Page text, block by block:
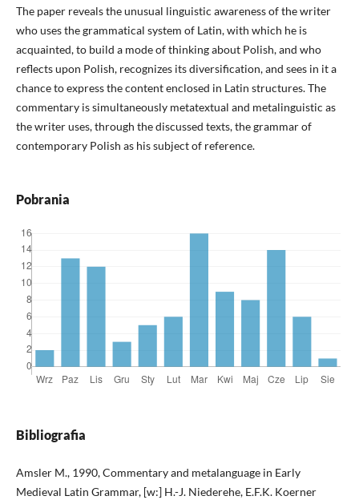
The paper reveals the unusual linguistic awareness of the writer
who uses the grammatical system of Latin, with which he is
acquainted, to build a mode of thinking about Polish, and who
reflects upon Polish, recognizes its diversification, and sees in it a
chance to express the content enclosed in Latin structures. The
commentary is simultaneously metatextual and metalinguistic as
the writer uses, through the discussed texts, the grammar of
contemporary Polish as his subject of reference.
Pobrania
Bibliografia
Amsler M., 1990, Commentary and metalanguage in Early
Medieval Latin Grammar, [w:] H.-J. Niederehe, E.F.K. Koerner